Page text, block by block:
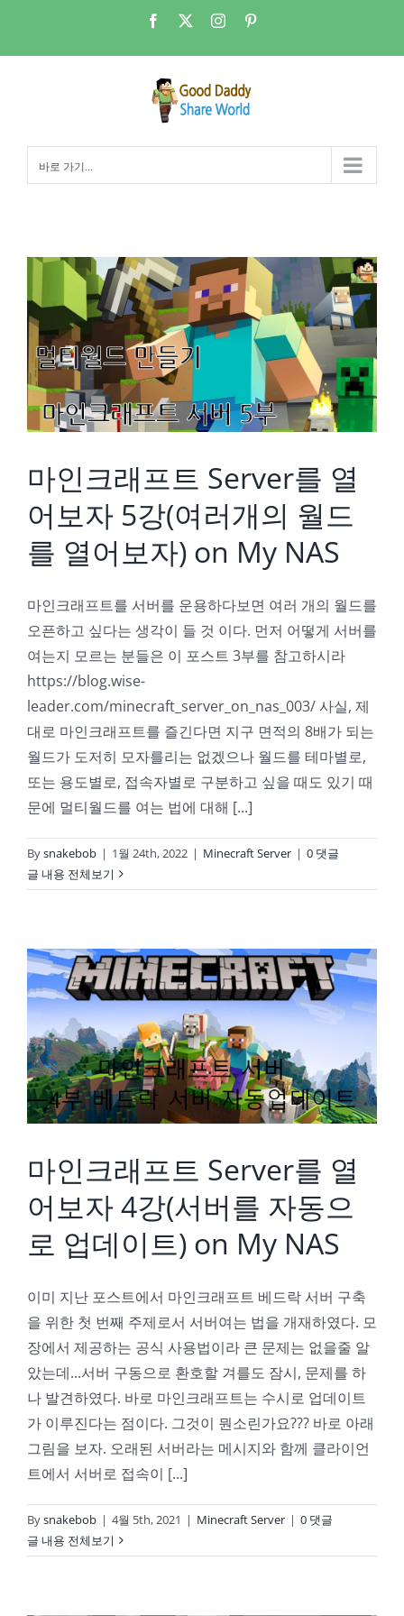
츠
Facebook Instagram
바로 가기...
마인크래프트 Server를 열
어보자 5강(여러개의 월드
를 열어보자) on My NAS
마인크래프트를 서버를 운용하다보면 여러 개의 월드를
오픈하고 싶다는 생각이 들 것 이다. 먼저 어떻게 서버를
여는지 모르는 분들은 이 포스트 3부를 참고하시라
https://blog.wise-
leader.com/minecraft_server_on_nas_003/ 사실, 제
대로 마인크래프트를 즐긴다면 지구 면적의 8배가 되는
월드가 도저히 모자를리는 없겠으나 월드를 테마별로,
또는 용도별로, 접속자별로 구분하고 싶을 때도 있기 때
문에 멀티월드를 여는 법에 대해 [...]
Bysnakebob | 1월 24th, 2022 | Minecraft Server | 0 댓글
글 내용 전체보기
마인크래프트 Server를 열
어보자 4강(서버를 자동으
로 업데이트) on My NAS
이미 지난 포스트에서 마인크래프트 베드락 서버 구축
을 위한 첫 번째 주제로서 서버여는 법을 개재하였다. 모
장에서 제공하는 공식 사용법이라 큰 문제는 없을줄 알
았는데...서버 구동으로 환호할 겨를도 잠시, 문제를 하
나 발견하였다. 바로 마인크래프트는 수시로 업데이트
가 이루진다는 점이다. 그것이 뭔소린가요??? 바로 아래
그림을 보자. 오래된 서버라는 메시지와 함께 클라이언
트에서 서버로 접속이 [...]
Bysnakebob | 4월 5th, 2021 | Minecraft Server | 0 댓글
글 내용 전체보기